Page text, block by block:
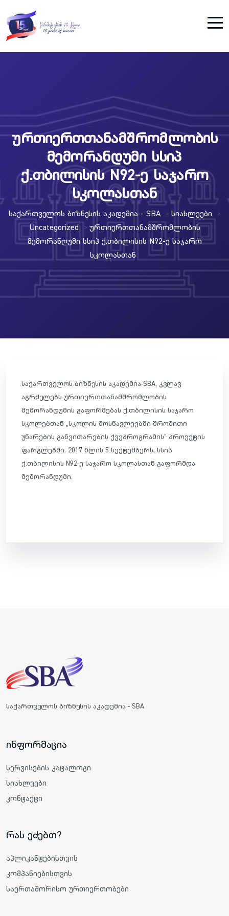
ურთიერთთანამშრომლობის
მემორანდუმი სსიპ
ქ.თბილისის N92-ე საჯარო
სკოლასთან
Საქართველოს Ბიზნესის Აკადემია - SBA > Სიახლეები >
Uncategorized > Ურთიერთთანამშრომლობის
Მემორანდუმი Სსიპ Ქ.თბილისის N92-Ე Საჯარო
Სკოლასთან
საქართველოს ბიზნესის აკადემია-SBA, კვლავ
აგრძელებს ურთიერთთანამშრომლობის
მემორანდუმის გაფორმებას ქ.თბილისის საჯარო
სკოლებთან „სკოლის მოსწავლეებში შრომითი
უნარების განვითარების ქვეპროგრამის“ პროექტის
ფარგლებში. 2017 წლის 5 სექტემბერს, სსიპ
ქ.თბილისის N92-ე საჯარო სკოლასთან გაფორმდა
მემორანდუმი.
საქართველოს ბიზნესის აკადემია - SBA
ინფორმაცია
სერვისების კატალოგი
სიახლეები
კონტაქტი
რას ეძებთ?
აპლიკანტებისთვის
კომპანიებისთვის
საერთაშორისო ურთიერთობები